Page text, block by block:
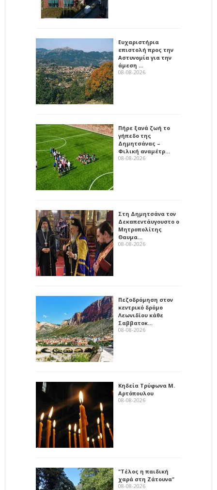
Ευχαριστήρια
επιστολή προς την
Αστυνομία για την
άμεση …
08-08-2026
Πήρε ξανά ζωή το
γήπεδο της
Δημητσάνας –
Φιλική αναμέτρ…
08-08-2026
Στη Δημητσάνα τον
Δεκαπεντάυγουστο ο
Μητροπολίτης
Θαυμα…
08-08-2026
Πεζοδρόμηση στον
κεντρικό δρόμο
Λεωνιδίου κάθε
Σαββατοκ…
08-08-2026
Κηδεία Τρύφωνα Μ.
Αρτόπουλου
08-08-2026
"Τέλος η παιδική
χαρά στη Ζάτουνα"
08-08-2026